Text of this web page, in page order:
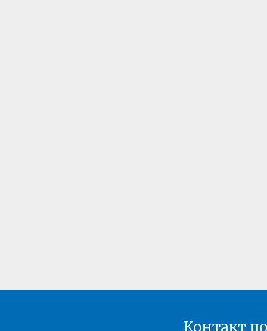
Контакт